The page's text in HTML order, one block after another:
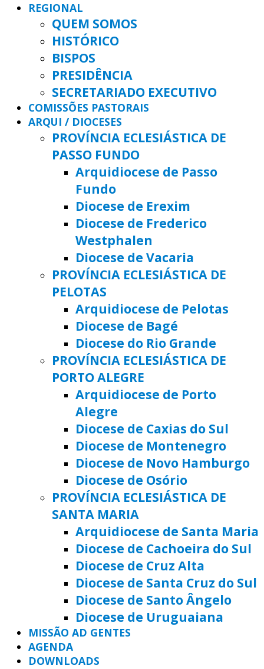
REGIONAL
QUEM SOMOS
HISTÓRICO
BISPOS
PRESIDÊNCIA
SECRETARIADO EXECUTIVO
COMISSÕES PASTORAIS
ARQUI / DIOCESES
PROVÍNCIA ECLESIÁSTICA DE
PASSO FUNDO
Arquidiocese de Passo
Fundo
Diocese de Erexim
Diocese de Frederico
Westphalen
Diocese de Vacaria
PROVÍNCIA ECLESIÁSTICA DE
PELOTAS
Arquidiocese de Pelotas
Diocese de Bagé
Diocese do Rio Grande
PROVÍNCIA ECLESIÁSTICA DE
PORTO ALEGRE
Arquidiocese de Porto
Alegre
Diocese de Caxias do Sul
Diocese de Montenegro
Diocese de Novo Hamburgo
Diocese de Osório
PROVÍNCIA ECLESIÁSTICA DE
SANTA MARIA
Arquidiocese de Santa Maria
Diocese de Cachoeira do Sul
Diocese de Cruz Alta
Diocese de Santa Cruz do Sul
Diocese de Santo Ângelo
Diocese de Uruguaiana
MISSÃO AD GENTES
AGENDA
DOWNLOADS